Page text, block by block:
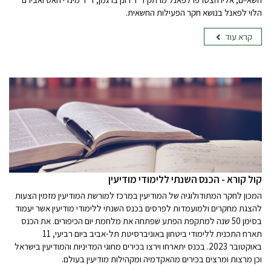
הלוי לפאנל בנושא חקר הפעילות החשאית.
קרא עוד
קול קורא - הכנס השנתי ללימודי מודיעין
המכון לחקר המתודולוגיה של המודיעין במרכז למורשת המודיעין מזמין הצעות
להצגת מחקרים ולמועמדות לפרסים בכנס השנתי ללימודי מודיעין אשר יעמוד
בסימן 50 שנה למתקפת הפתע שפתחה את מלחמת יום הכיפורים. את הכנס
תארח התכנית ללימודי ביטחון באוניברסיטת תל-אביב ביום רביעי, 11
באוקטובר 2023. בכנס יתארחו וירצו בכירים מחוגי המדיניות והמודיעין בישראל
וכן מרצות ומרצים בכירים מהאקדמיה ומקהילות מודיעין בעולם.